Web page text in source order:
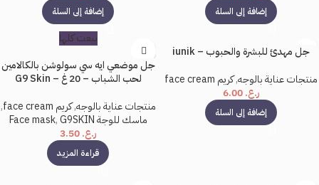
إضافة إلى السلة إضافة إلى السلة
جل مهدئ للبشرة والحبوب – iunik
منتجات عناية بالوجه,كريم face cream
ر.ع.6.00
إضافة إلى السلة
بيعت كلها
جل موضعي ايه سي سولوشن بالكالامين
لحب الشباب – 20 غ – G9 Skin
منتجات عناية بالوجه,كريم face cream
,
ماسك للوجة Face mask
,G9SKIN
ر.ع.3.50
قراءة المزيد